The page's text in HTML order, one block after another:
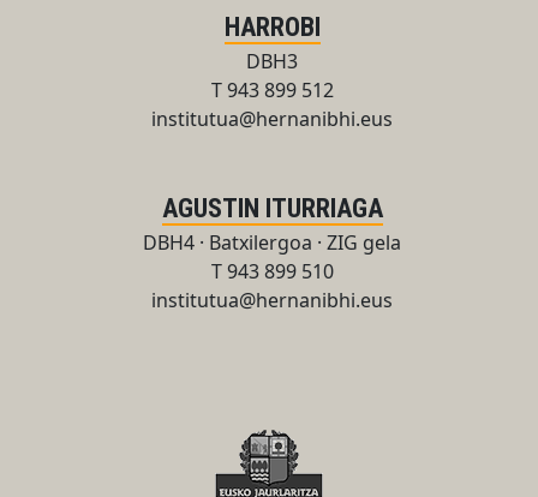
HARROBI
DBH3
T 943 899 512
institutua@hernanibhi.eus
AGUSTIN ITURRIAGA
DBH4 · Batxilergoa · ZIG gela
T 943 899 510
institutua@hernanibhi.eus